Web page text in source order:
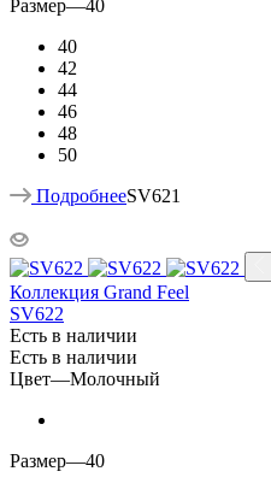
Размер—40
40
42
44
46
48
50
ПодробнееSV621
Коллекция Grand Feel
SV622
Есть в наличии
Есть в наличии
Цвет—Молочный
Размер—40